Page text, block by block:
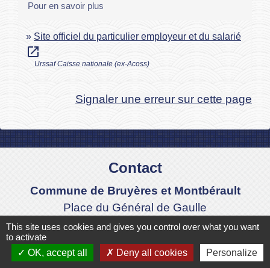
Pour en savoir plus
Site officiel du particulier employeur et du salarié
open_in_new
Urssaf Caisse nationale (ex-Acoss)
Signaler une erreur sur cette page
Contact
Commune de Bruyères et Montbérault
Place du Général de Gaulle
02860 Bruyères-et-Montbérault - FRANCE
+33 3 23 24 74 77
Formulaire de contact
This site uses cookies and gives you control over what you want
to activate
OK, accept all
Deny all cookies Personalize